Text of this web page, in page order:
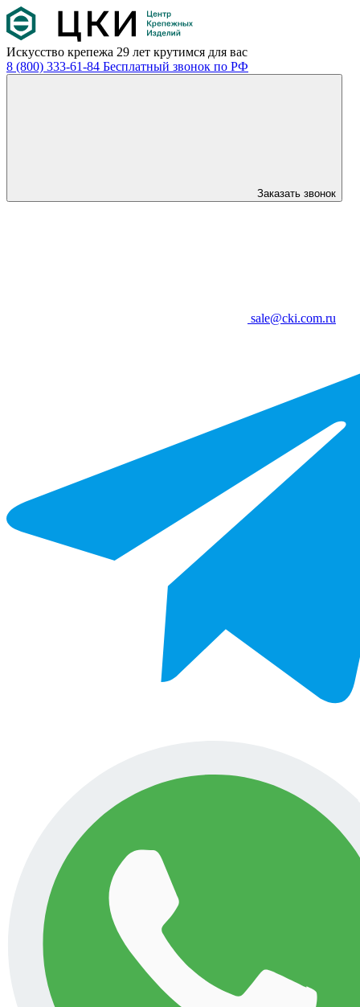
Искусство крепежа 29 лет крутимся для вас
8 (800) 333-61-84 Бесплатный звонок по РФ
Заказать звонок
sale@cki.com.ru